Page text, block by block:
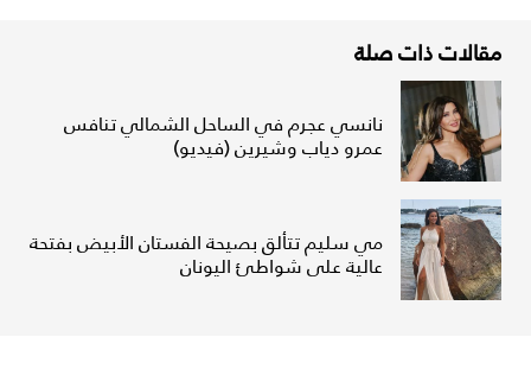
مقالات ذات صلة
نانسي عجرم في الساحل الشمالي تنافس
عمرو دياب وشيرين (فيديو)
مي سليم تتألق بصيحة الفستان الأبيض بفتحة
عالية على شواطئ اليونان